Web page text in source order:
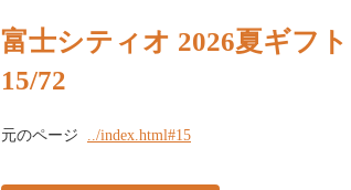
富士シティオ 2026夏ギフト
15/72
元のページ ../index.html#15